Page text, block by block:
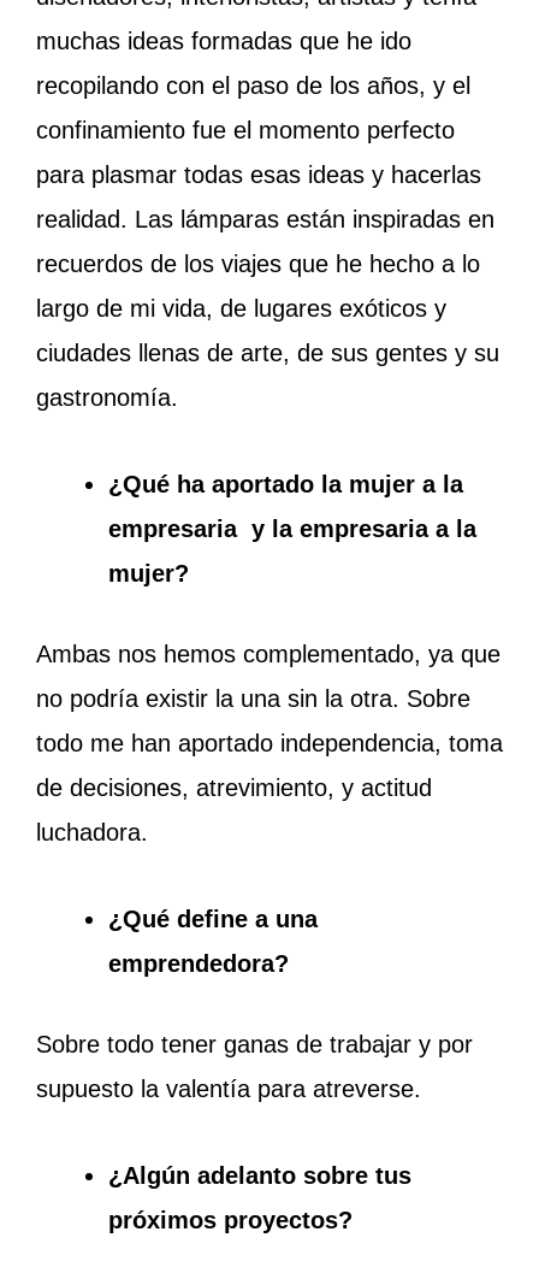
muchas ideas formadas que he ido
recopilando con el paso de los años, y el
confinamiento fue el momento perfecto
para plasmar todas esas ideas y hacerlas
realidad. Las lámparas están inspiradas en
recuerdos de los viajes que he hecho a lo
largo de mi vida, de lugares exóticos y
ciudades llenas de arte, de sus gentes y su
gastronomía.
¿Qué ha aportado la mujer a la
empresaria y la empresaria a la
mujer?
Ambas nos hemos complementado, ya que
no podría existir la una sin la otra. Sobre
todo me han aportado independencia, toma
de decisiones, atrevimiento, y actitud
luchadora.
¿Qué define a una
emprendedora?
Sobre todo tener ganas de trabajar y por
supuesto la valentía para atreverse.
¿Algún adelanto sobre tus
próximos proyectos?